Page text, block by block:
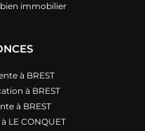
bien immobilier
à BREST
à BREST
à BREST
LE CONQUET